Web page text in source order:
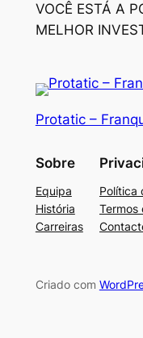
VOCÊ ESTÁ A
MELHOR
Protatic –
Sobre
Equipa
História
Carreiras
Política
Termos
Criado com